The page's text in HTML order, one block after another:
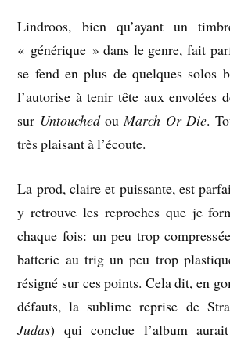
Lindroos, bien qu’ayant un
« générique » dans le genre, fait
se fend en plus de quelques solos
l’autorise à tenir tête aux envolées
sur UntouchedouMarch Or Die.
très plaisant à l’écoute.
La prod, claire et puissante, est
y retrouve les reproches que je
chaque fois: un peu trop
batterie au trig un peu trop
résigné sur ces points. Cela dit, en
défauts, la sublime reprise de
Judas) qui conclue l’album